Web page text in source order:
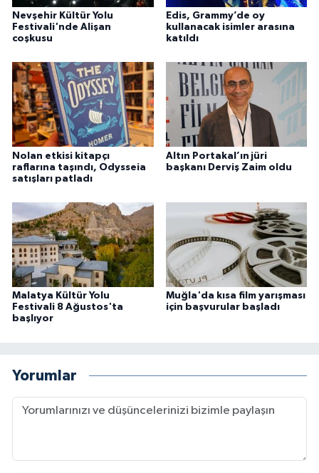
Nevşehir Kültür Yolu
Festivali'nde Alişan
coşkusu
Edis, Grammy’de oy
kullanacak isimler arasına
katıldı
Nolan etkisi kitapçı
raflarına taşındı, Odysseia
satışları patladı
Altın Portakal’ın jüri
başkanı Derviş Zaim oldu
Malatya Kültür Yolu
Festivali 8 Ağustos'ta
başlıyor
Muğla'da kısa film yarışması
için başvurular başladı
Yorumlar